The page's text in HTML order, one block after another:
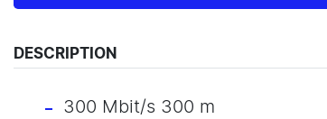
DESCRIPTION
300 Mbit/s 300 m